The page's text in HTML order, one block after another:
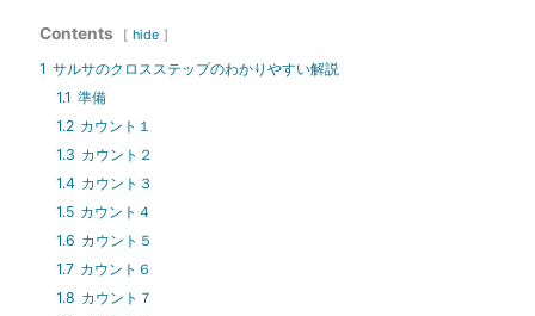
Contents hide
1 サルサのクロスステップのわかりやすい解説
1.1 準備
1.2 カウント１
1.3 カウント２
1.4 カウント３
1.5 カウント４
1.6 カウント５
1.7 カウント６
1.8 カウント７